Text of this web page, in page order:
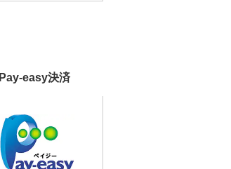
Pay-easy決済